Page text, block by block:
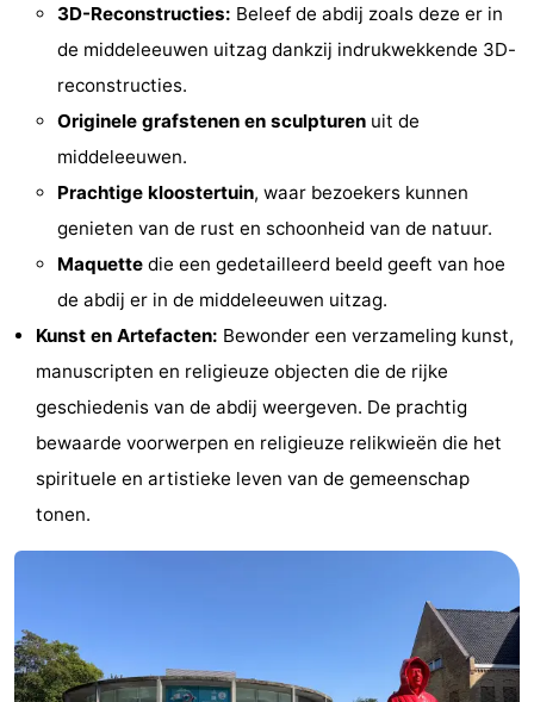
Minigolfbanen
Wellness
centra
Dorpen
Steden
Natuur
Sporten
Zwembaden
Fietsen
Wandelen
Paardrijden
Golfbanen
en
drinken
Jachthaven
Evenementen
3D-Reconstructies: Beleef de abdij zoals deze er in
de middeleeuwen uitzag dankzij indrukwekkende 3D-
reconstructies.
Originele grafstenen en sculpturen uit de
middeleeuwen.
Prachtige kloostertuin, waar bezoekers kunnen
genieten van de rust en schoonheid van de natuur.
Maquette die een gedetailleerd beeld geeft van hoe
de abdij er in de middeleeuwen uitzag.
Kunst en Artefacten: Bewonder een verzameling kunst,
manuscripten en religieuze objecten die de rijke
geschiedenis van de abdij weergeven. De prachtig
bewaarde voorwerpen en religieuze relikwieën die het
spirituele en artistieke leven van de gemeenschap
tonen.